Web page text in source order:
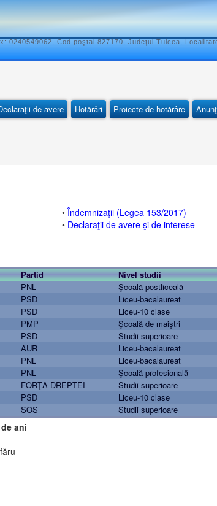
0240549062, Cod poştal 827170, Judeţul Tulcea,
de avere Hotărâri Proiecte de hotărâre
• Îndemnizaţii (Legea 153/2017)
• Declaraţii de avere şi de interese
Partid Nivel studii
PNL Şcoală postliceală
PSD Liceu-bacalaureat
PSD Liceu-10 clase
PMP Şcoală de maiştri
PSD Studii superioare
AUR Liceu-bacalaureat
PNL Liceu-bacalaureat
PNL Şcoală profesională
FORŢA DREPTEI Studii superioare
PSD Liceu-10 clase
SOS Studii superioare
ani